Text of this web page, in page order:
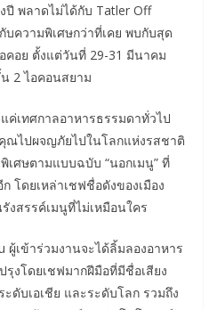
ปี พลาดไม่ได้กับ Tatler Off
ความพิเศษกว่าที่เคย พบกับสุด
คอย ตั้งแต่วันที่ 29-31 มีนาคม
2 ไอคอนสยาม
ค่เทศกาลอาหารธรรมดาทั่วไป
ณไปผจญภัยไปในโลกแห่งรสชาติ
เศษตามแบบฉบับ “นอกเมนู” ที่
โดยเหล่าเชฟชื่อดังของเมือง
งสรรค์เมนูที่ไม่เหมือนใคร
ผู้เข้าร่วมงานจะได้ลิ้มลองอาหาร
งโดยเชฟมากฝีมือที่มีชื่อเสียง
ดับเอเชีย และระดับโลก รวมถึง